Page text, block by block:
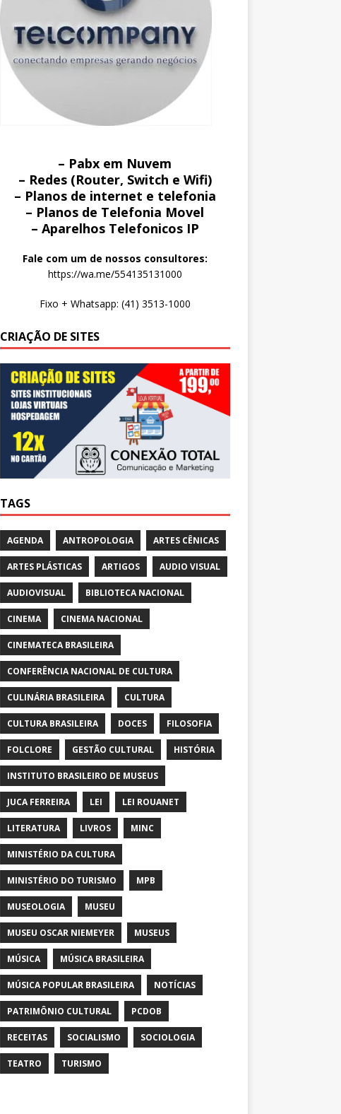
– Pabx em Nuvem
– Redes (Router, Switch e Wifi)
– Planos de internet e telefonia
– Planos de Telefonia Movel
– Aparelhos Telefonicos IP
Fale com um de nossos consultores:
https://wa.me/554135131000
Fixo + Whatsapp: (41) 3513-1000
CRIAÇÃO DE SITES
TAGS
AGENDA ANTROPOLOGIA ARTES CÊNICAS
ARTES PLÁSTICAS ARTIGOS AUDIO VISUAL
AUDIOVISUAL BIBLIOTECA NACIONAL
CINEMA CINEMA NACIONAL
CINEMATECA BRASILEIRA
CONFERÊNCIA NACIONAL DE CULTURA
CULINÁRIA BRASILEIRA CULTURA
CULTURA BRASILEIRA DOCES FILOSOFIA
FOLCLORE GESTÃO CULTURAL HISTÓRIA
INSTITUTO BRASILEIRO DE MUSEUS
JUCA FERREIRA LEI LEI ROUANET
LITERATURA LIVROS MINC
MINISTÉRIO DA CULTURA
MINISTÉRIO DO TURISMO MPB
MUSEOLOGIA MUSEU
MUSEU OSCAR NIEMEYER MUSEUS
MÚSICA MÚSICA BRASILEIRA
MÚSICA POPULAR BRASILEIRA NOTÍCIAS
PATRIMÔNIO CULTURAL PCDOB
RECEITAS SOCIALISMO SOCIOLOGIA
TEATRO TURISMO